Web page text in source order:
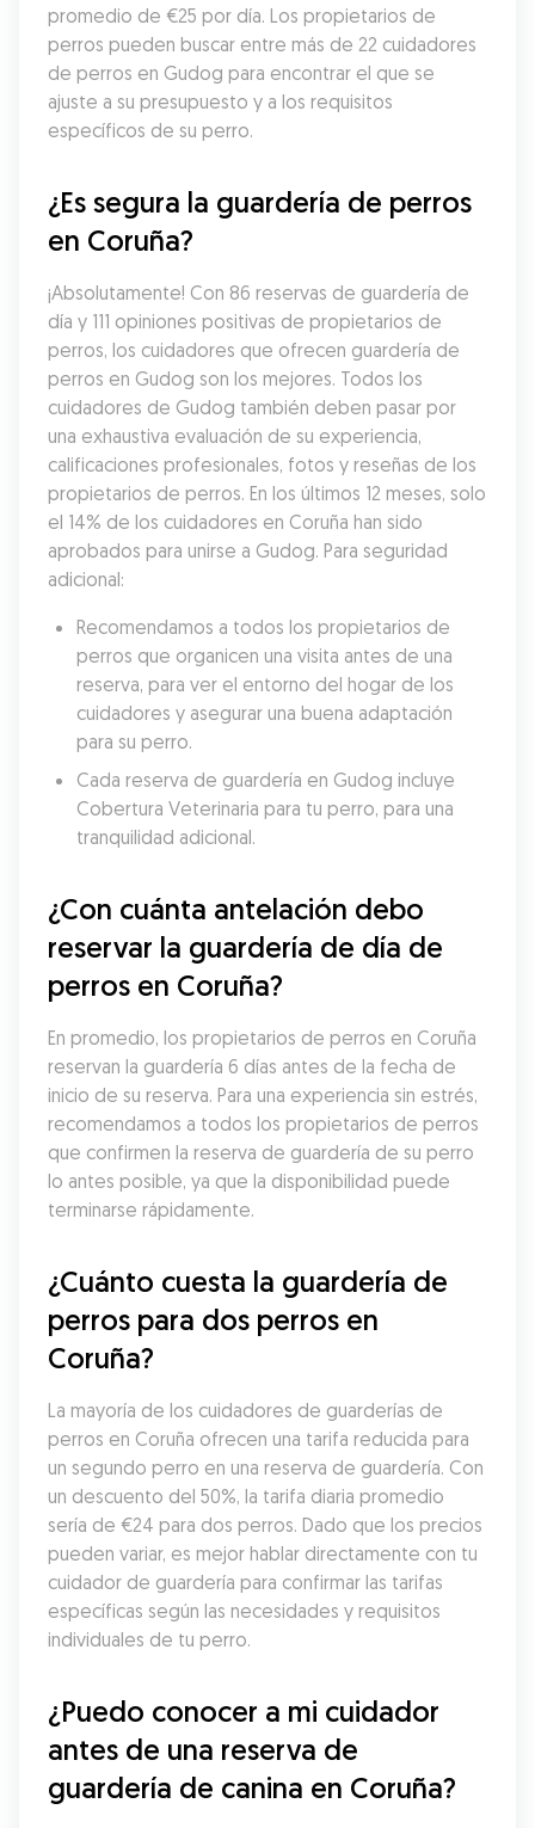
promedio de €25 por día. Los propietarios de
perros pueden buscar entre más de 22 cuidadores
de perros en Gudog para encontrar el que se
ajuste a su presupuesto y a los requisitos
específicos de su perro.
¿Es segura la guardería de perros
en Coruña?
¡Absolutamente! Con 86 reservas de guardería de
día y 111 opiniones positivas de propietarios de
perros, los cuidadores que ofrecen guardería de
perros en Gudog son los mejores. Todos los
cuidadores de Gudog también deben pasar por
una exhaustiva evaluación de su experiencia,
calificaciones profesionales, fotos y reseñas de los
propietarios de perros. En los últimos 12 meses, solo
el 14% de los cuidadores en Coruña han sido
aprobados para unirse a Gudog. Para seguridad
adicional:
Recomendamos a todos los propietarios de
perros que organicen una visita antes de una
reserva, para ver el entorno del hogar de los
cuidadores y asegurar una buena adaptación
para su perro.
Cada reserva de guardería en Gudog incluye
Cobertura Veterinaria para tu perro, para una
tranquilidad adicional.
¿Con cuánta antelación debo
reservar la guardería de día de
perros en Coruña?
En promedio, los propietarios de perros en Coruña
reservan la guardería 6 días antes de la fecha de
inicio de su reserva. Para una experiencia sin estrés,
recomendamos a todos los propietarios de perros
que confirmen la reserva de guardería de su perro
lo antes posible, ya que la disponibilidad puede
terminarse rápidamente.
¿Cuánto cuesta la guardería de
perros para dos perros en
Coruña?
La mayoría de los cuidadores de guarderías de
perros en Coruña ofrecen una tarifa reducida para
un segundo perro en una reserva de guardería. Con
un descuento del 50%, la tarifa diaria promedio
sería de €24 para dos perros. Dado que los precios
pueden variar, es mejor hablar directamente con tu
cuidador de guardería para confirmar las tarifas
específicas según las necesidades y requisitos
individuales de tu perro.
¿Puedo conocer a mi cuidador
antes de una reserva de
guardería de canina en Coruña?